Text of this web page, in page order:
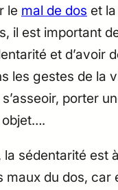
le mal de dos et
il est important
et d’avoir
les gestes de la
porter
sédentarité est
maux du dos, car